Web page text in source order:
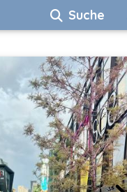
Suche